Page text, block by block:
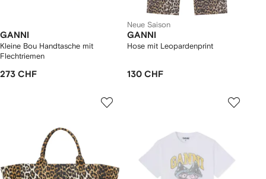
GANNI
Kleine Bou Handtasche mit
Flechtriemen
273 CHF
Neue Saison
GANNI
Hose mit Leopardenprint
130 CHF